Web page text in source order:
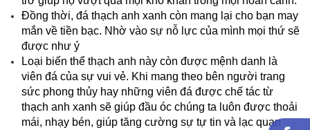
Đồng thời, đá thạch anh xanh còn mang lại cho bạn may
mắn về tiền bạc. Nhờ vào sự nỗ lực của mình mọi thứ sẽ
được như ý
Loại biến thể thạch anh này còn được mệnh danh là
viên đá của sự vui vẻ. Khi mang theo bên người trang
sức phong thủy hay những viên đá được chế tác từ
thạch anh xanh sẽ giúp đầu óc chúng ta luôn được thoải
mái, nhạy bén, giúp tăng cường sự tự tin và lạc quan